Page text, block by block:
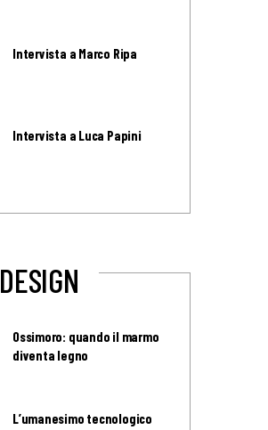
Intervista a Marco Ripa
Intervista a Luca Papini
DESIGN
Ossimoro: quando il marmo
diventa legno
L’umanesimo tecnologico